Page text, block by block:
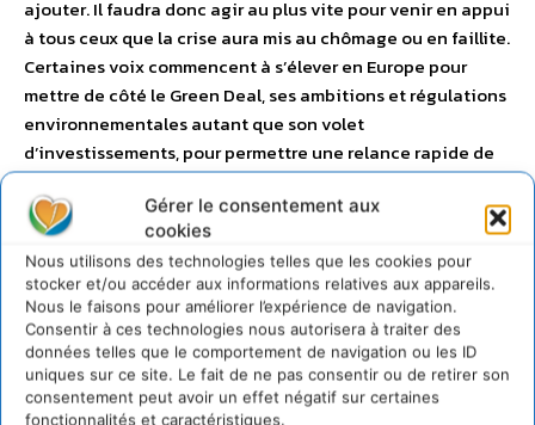
Gérer le consentement aux
cookies
Nous utilisons des technologies telles que les cookies pour
stocker et/ou accéder aux informations relatives aux appareils.
Nous le faisons pour améliorer l’expérience de navigation.
Consentir à ces technologies nous autorisera à traiter des
données telles que le comportement de navigation ou les ID
uniques sur ce site. Le fait de ne pas consentir ou de retirer son
consentement peut avoir un effet négatif sur certaines
fonctionnalités et caractéristiques.
ajouter. Il faudra donc agir au plus vite pour venir en appui
à tous ceux que la crise aura mis au chômage ou en faillite.
Certaines voix commencent à s’élever en Europe pour
mettre de côté le Green Deal, ses ambitions et régulations
environnementales autant que son volet
d’investissements, pour permettre une relance rapide de
l’économie dans la continuité des modèles d’affaires, des
technologies et des organisations actuellement en place,
plutôt que de chercher à les bouleverser. Il serait
cependant extrêmement dommageable que l’urgence
conduise à mettre de côté l’ambition de transition
écologique. C’est en effet à ce moment-là qu’il sera
essentiel de ne pas renouveler à l’identique un système où
continueraient de s’inscrire structurellement les
inégalités en termes de vulnérabilité, ainsi que l’impact